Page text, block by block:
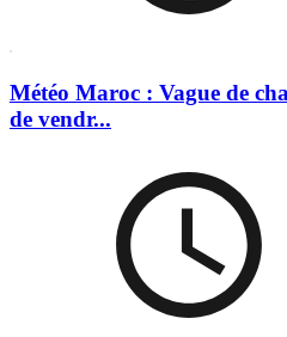
Météo Maroc : Vague de
de vendr...